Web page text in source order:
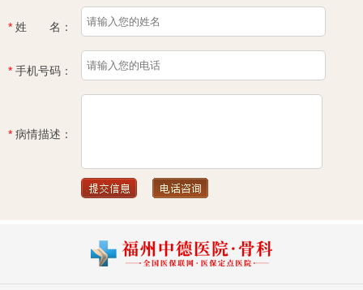
* 姓 名：
* 手机号码：
* 病情描述：